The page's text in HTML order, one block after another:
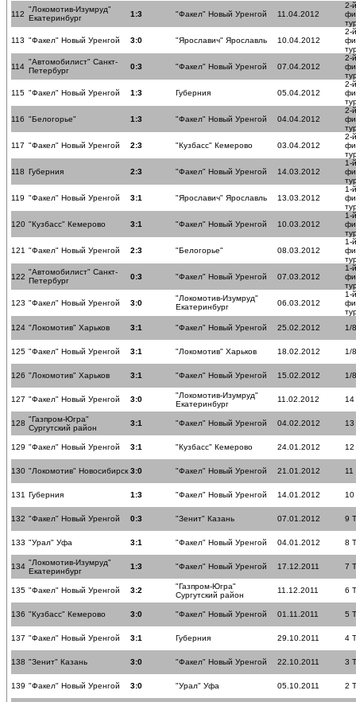
112
"Локомотив-Изумруд"
Екатеринбург
1:3 "Факел" Новый Уренгой 11.04.2012
2-й
113 "Факел" Новый Уренгой 3:0 "Ярославич" Ярославль 10.04.2012
2-й
114
"Автомобилист" Санкт-
Петербург
0:3 "Факел" Новый Уренгой 07.04.2012
2-й
115 "Факел" Новый Уренгой 1:3 Губерния 05.04.2012
2-й
116 "Белогорье" 1:3 "Факел" Новый Уренгой 04.04.2012
2-й
117 "Факел" Новый Уренгой 2:3 "Кузбасс" Кемерово 03.04.2012
2-й
118 Губерния 2:3 "Факел" Новый Уренгой 14.03.2012
1-й
119 "Факел" Новый Уренгой 3:1 "Ярославич" Ярославль 13.03.2012
1-й
120 "Кузбасс" Кемерово 3:1 "Факел" Новый Уренгой 10.03.2012
1-й
121 "Факел" Новый Уренгой 2:3 "Белогорье" 08.03.2012
1-й
122
"Автомобилист" Санкт-
Петербург
0:3 "Факел" Новый Уренгой 07.03.2012
1-й
123 "Факел" Новый Уренгой 3:0
"Локомотив-Изумруд"
Екатеринбург
06.03.2012
1-й
124 "Локомотив" Харьков 3:1 "Факел" Новый Уренгой 25.02.2012 1/
125 "Факел" Новый Уренгой 3:1 "Локомотив" Харьков 18.02.2012 1/
126 "Локомотив" Харьков 3:1 "Факел" Новый Уренгой 15.02.2012 1/
127 "Факел" Новый Уренгой 3:0
"Локомотив-Изумруд"
Екатеринбург
11.02.2012 14
128 "Газпром-Югра"
Сургутский район
3:1 "Факел" Новый Уренгой 04.02.2012 13
129 "Факел" Новый Уренгой 3:1 "Кузбасс" Кемерово 24.01.2012 12
130 "Локомотив" Новосибирск 3:0 "Факел" Новый Уренгой 21.01.2012 11
131 Губерния 1:3 "Факел" Новый Уренгой 14.01.2012 10
132 "Факел" Новый Уренгой 0:3 "Зенит" Казань 07.01.2012 9
133 "Урал" Уфа 3:1 "Факел" Новый Уренгой 04.01.2012 8
134 "Локомотив-Изумруд"
Екатеринбург
1:3 "Факел" Новый Уренгой 17.12.2011 7
135 "Факел" Новый Уренгой 3:2
"Газпром-Югра"
Сургутский район
11.12.2011 6
136 "Кузбасс" Кемерово 3:0 "Факел" Новый Уренгой 01.11.2011 5
137 "Факел" Новый Уренгой 3:1 Губерния 29.10.2011 4
138 "Зенит" Казань 3:0 "Факел" Новый Уренгой 22.10.2011 3
139 "Факел" Новый Уренгой 3:0 "Урал" Уфа 05.10.2011 2